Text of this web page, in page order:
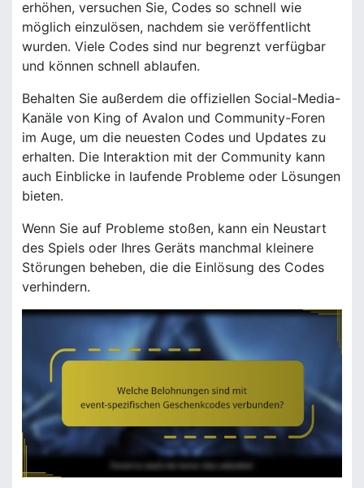
erhöhen, versuchen Sie, Codes so schnell wie
möglich einzulösen, nachdem sie veröffentlicht
wurden. Viele Codes sind nur begrenzt verfügbar
und können schnell ablaufen.
Behalten Sie außerdem die offiziellen Social-Media-
Kanäle von King of Avalon und Community-Foren
im Auge, um die neuesten Codes und Updates zu
erhalten. Die Interaktion mit der Community kann
auch Einblicke in laufende Probleme oder Lösungen
bieten.
Wenn Sie auf Probleme stoßen, kann ein Neustart
des Spiels oder Ihres Geräts manchmal kleinere
Störungen beheben, die die Einlösung des Codes
verhindern.